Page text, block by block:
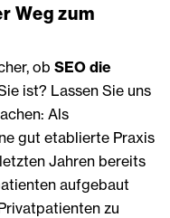
Weg zum
ob SEO die
ist? Lassen Sie uns
Als
gut etablierte Praxis
Jahren bereits
aufgebaut
zu